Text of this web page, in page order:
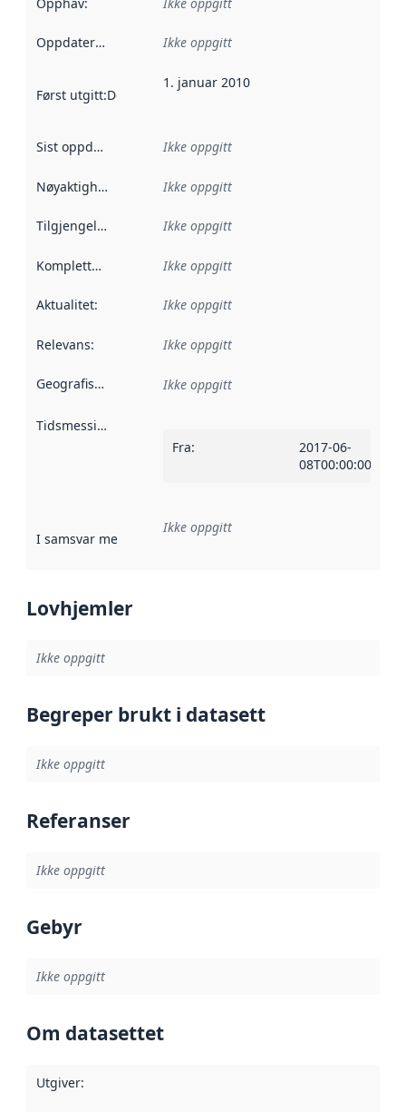
Oppdateringsfrekvens :
Ikke oppgitt
Først utgitt:Denne datoen sier når dataene i dette
1. januar 2010
Sist oppdatert Ikke oppgitt
Nøyaktighet Ikke oppgitt
Tilgjengelighet Ikke oppgitt
Kompletthet Ikke oppgitt
Aktualitet: Ikke oppgitt
Relevans: Ikke oppgitt
Geografisk avgrensning :
Ikke oppgitt
Tidsmessig avgrensning
Fra:
2017-06-
08T00:00:00Z
I samsvar med Referanse til en implementasjonsregel
Ikke oppgitt
Lovhjemler
Ikke oppgitt
Begreper brukt i datasett
Ikke oppgitt
Referanser
Ikke oppgitt
Gebyr
Ikke oppgitt
Om datasettet
Utgiver: